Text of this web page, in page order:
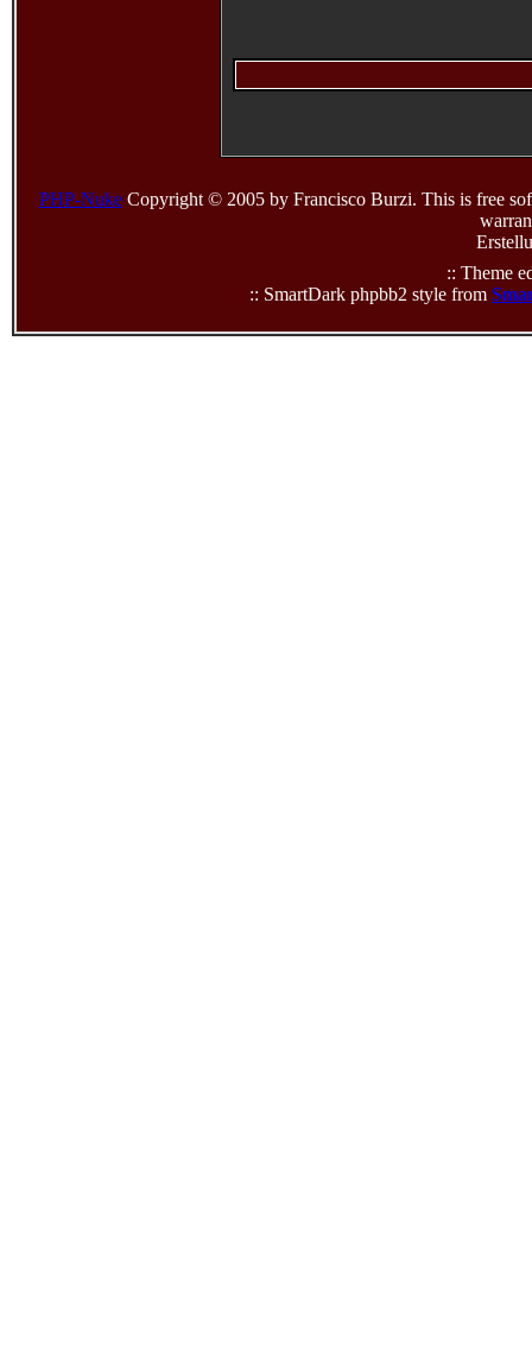
PHP-NukeCopyright © 2005 by Francisco Burzi. This is free
:: Theme
:: SmartDark phpbb2 style from